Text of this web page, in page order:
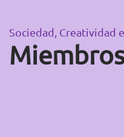
Sociedad, Creatividad